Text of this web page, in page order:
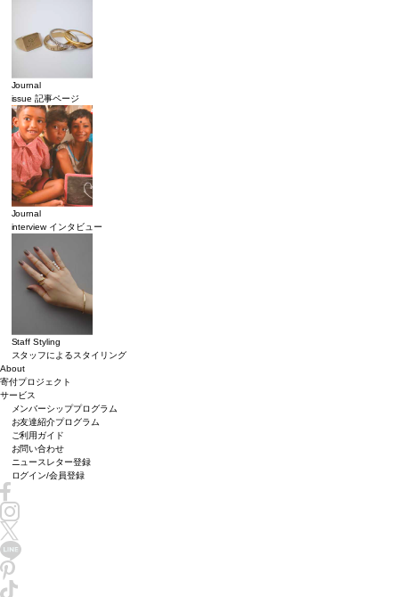
Journal
issue 記事ページ
Journal
interview インタビュー
Staff Styling
スタッフによるスタイリング
About
寄付プロジェクト
サービス
メンバーシッププログラム
お友達紹介プログラム
ご利用ガイド
お問い合わせ
ニュースレター登録
ログイン/会員登録